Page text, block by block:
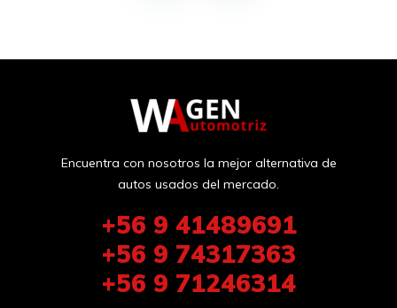
Encuentra con nosotros la mejor alternativa de
autos usados del mercado.
+56 9 41489691
+56 9 74317363
+56 9 71246314